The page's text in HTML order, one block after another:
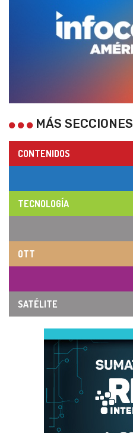
MÁS SECCIONES
CONTENIDOS
TECNOLOGÍA
OTT
SATÉLITE